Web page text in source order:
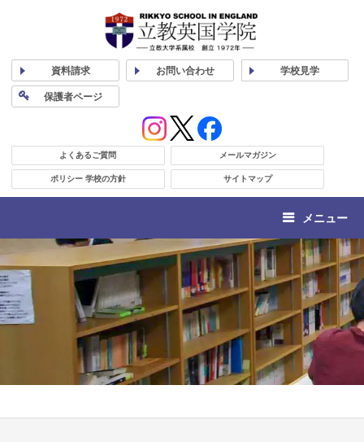
資料請求 お問い合わせ 学校見学
保護者ページ
よくあるご質問 メールマガジン
ポリシー 学校の方針 サイトマップ
メニュー